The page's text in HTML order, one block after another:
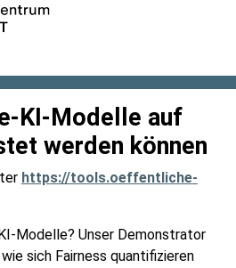
KI-Modelle auf
werden können
https://tools.oeffentliche-
Modelle? Unser Demonstrator
sich Fairness quantifizieren